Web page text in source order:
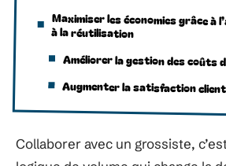
Maximiser les économies grâce à
à la réutilisation
Améliorer la gestion des coûts
Augmenter la satisfaction client
Collaborer avec un grossiste,